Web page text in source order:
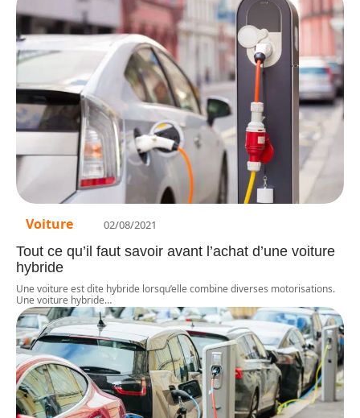
Voiture 02/08/2021
Tout ce qu’il faut savoir avant l’achat d’une voiture
hybride
Une voiture est dite hybride lorsqu’elle combine diverses motorisations.
Une voiture hybride…